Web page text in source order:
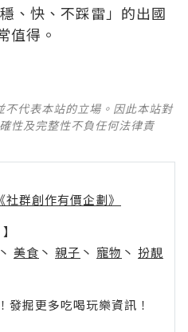
、快、不踩雷」的出國
值得。
代表本站的立場。因此本站對
性及完整性不負任何法律責
社群創作有價企劃》
丶 美食 丶 親子 丶 寵物 丶 扮靚
掘更多吃喝玩樂資訊！